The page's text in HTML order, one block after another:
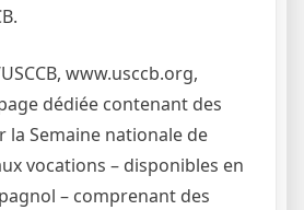
www.usccb.org,
dédiée contenant des
la Semaine nationale de
vocations – disponibles en
– comprenant des